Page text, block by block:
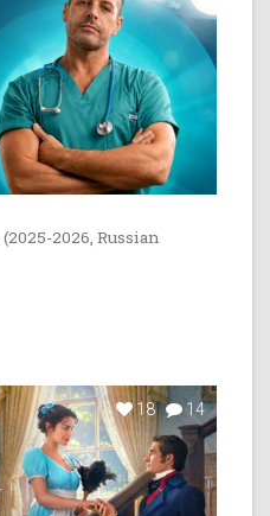
(2025-2026, Russian
18 14